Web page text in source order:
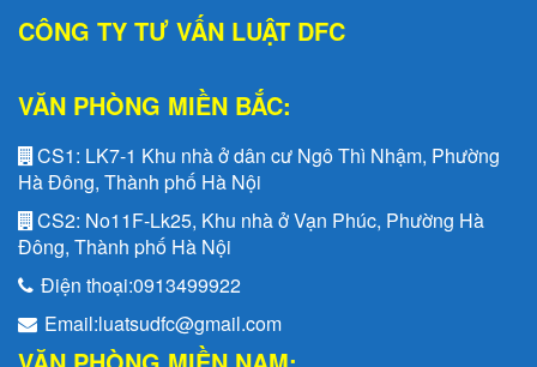
CÔNG TY TƯ VẤN LUẬT DFC
VĂN PHÒNG MIỀN BẮC:
CS1: LK7-1 Khu nhà ở dân cư Ngô Thì Nhậm, Phường
Hà Đông, Thành phố Hà Nội
CS2: No11F-Lk25, Khu nhà ở Vạn Phúc, Phường Hà
Đông, Thành phố Hà Nội
Điện thoại:0913499922
Email:luatsudfc@gmail.com